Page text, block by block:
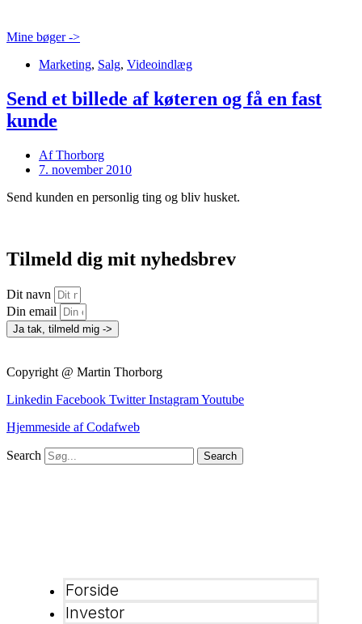
Mine bøger ->
Marketing, Salg, Videoindlæg
Send et billede af køteren og få en fast
kunde
AfThorborg
7. november 2010
Send kunden en personlig ting og bliv husket.
Tilmeld dig mit nyhedsbrev
Dit navn
Din email
Ja tak, tilmeld mig ->
Copyright @ Martin Thorborg
Linkedin Facebook Twitter InstagramYoutube
Hjemmeside af Codafweb
Search Search
Forside
Investor